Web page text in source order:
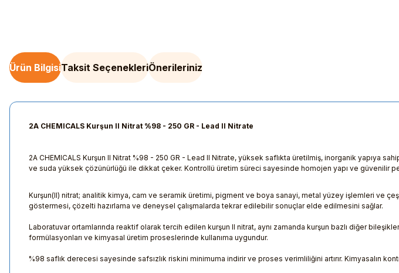
Ürün BilgisiTaksit SeçenekleriÖnerileriniz
2A CHEMICALS Kurşun II Nitrat %98 - 250 GR - Lead II Nitrate
2A CHEMICALS Kurşun II Nitrat %98 - 250 GR - Lead II Nitrate, yüksek saflıkta üretilmiş, inorganik yapıya
ve suda yüksek çözünürlüğü ile dikkat çeker. Kontrollü üretim süreci sayesinde homojen yapı ve güvenilir
Kurşun(II) nitrat; analitik kimya, cam ve seramik üretimi, pigment ve boya sanayi, metal yüzey işlemleri ve
göstermesi, çözelti hazırlama ve deneysel çalışmalarda tekrar edilebilir sonuçlar elde edilmesini sağlar.
Laboratuvar ortamlarında reaktif olarak tercih edilen kurşun II nitrat, aynı zamanda kurşun bazlı diğer
formülasyonları ve kimyasal üretim proseslerinde kullanıma uygundur.
%98 saflık derecesi sayesinde safsızlık riskini minimuma indirir ve proses verimliliğini artırır. Kimyasalın